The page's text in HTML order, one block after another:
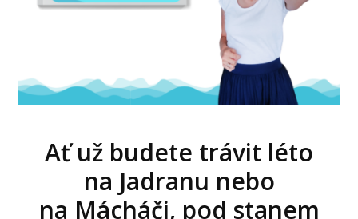
Ať už budete trávit léto
na Jadranu nebo
na Mácháči, pod stanem